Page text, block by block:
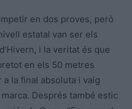
en dos proves, però
estatal van ser els
i la veritat és que
en els 50 metres
a la final absoluta i vaig
Després també estic